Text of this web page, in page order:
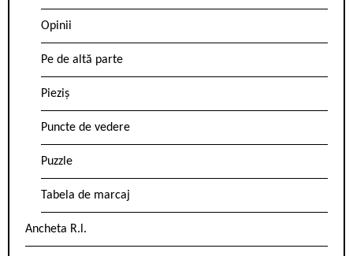
Opinii
Pe de altă parte
Pieziș
Puncte de vedere
Puzzle
Tabela de marcaj
Ancheta R.l.